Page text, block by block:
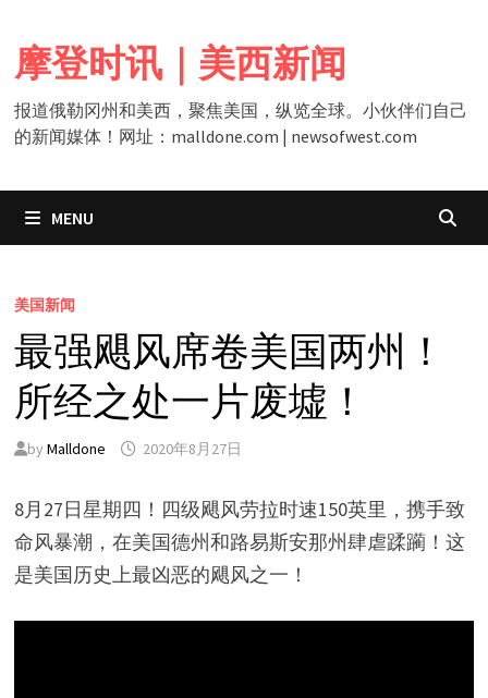
content
摩登时讯｜美西新闻
报道俄勒冈州和美西，聚焦美国，纵览全球。小伙伴们自己
的新闻媒体！网址：malldone.com | newsofwest.com
MENU
美国新闻
最强飓风席卷美国两州！
所经之处一片废墟！
by Malldone 2020年8月27日
8月27日星期四！四级飓风劳拉时速150英里，携手致
命风暴潮，在美国德州和路易斯安那州肆虐蹂躏！这
是美国历史上最凶恶的飓风之一！